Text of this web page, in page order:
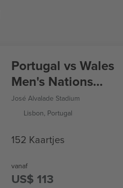
Portugal vs Wales
Men's Nations
League
José Alvalade Stadium
Lisbon, Portugal
152 Kaartjes
vanaf
US$ 113